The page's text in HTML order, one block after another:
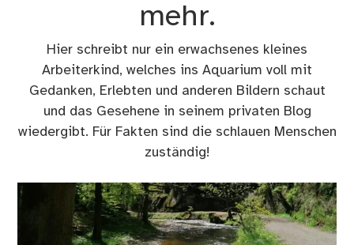
mehr.
Hier schreibt nur ein erwachsenes kleines
Arbeiterkind, welches ins Aquarium voll mit
Gedanken, Erlebten und anderen Bildern schaut
und das Gesehene in seinem privaten Blog
wiedergibt. Für Fakten sind die schlauen Menschen
zuständig!